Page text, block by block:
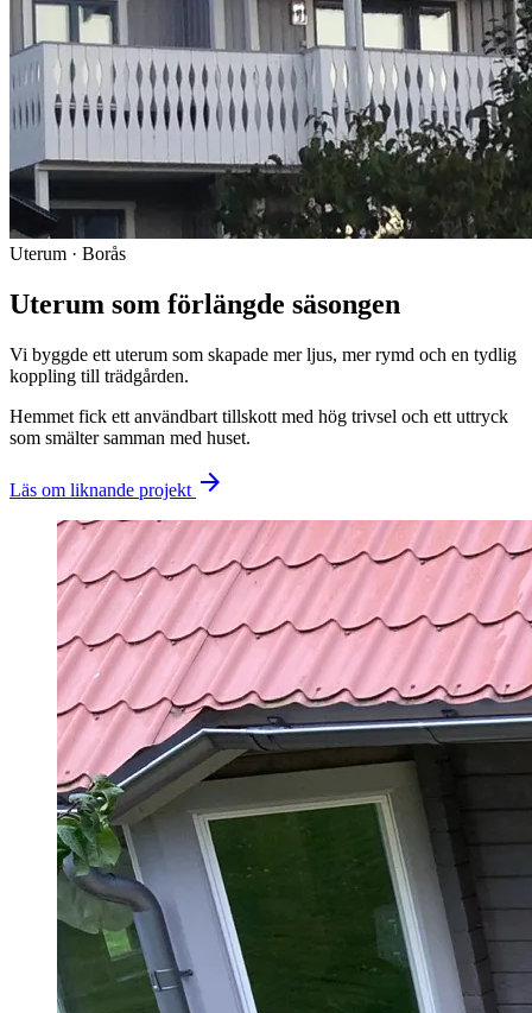
Uterum · Borås
Uterum som förlängde säsongen
Vi byggde ett uterum som skapade mer ljus, mer rymd och en tydlig
koppling till trädgården.
Hemmet fick ett användbart tillskott med hög trivsel och ett uttryck
som smälter samman med huset.
Läs om liknande projekt arrow_forward